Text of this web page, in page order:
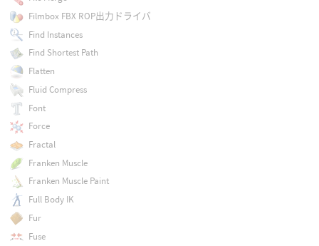
Filmbox FBX ROP出力ドライバ
Find Instances
Find Shortest Path
Flatten
Fluid Compress
Font
Force
Fractal
Franken Muscle
Franken Muscle Paint
Full Body IK
Fur
Fuse